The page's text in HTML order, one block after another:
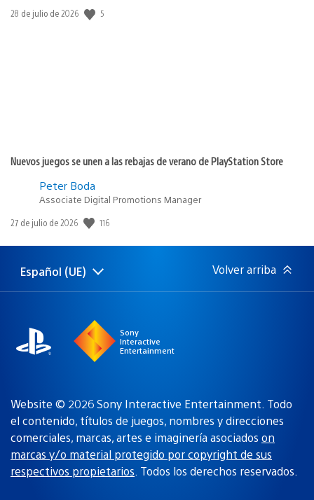
Fecha
28 de julio de 2026 5
Nuevos juegos se unen a las rebajas de verano de PlayStation Store
Peter Boda
Associate Digital Promotions Manager
Fecha
publicación:
27 de julio de 2026 116
Selecciona
una
Región
actual:
Español (UE) Volver arriba
Sony
Interactive
Entertainment
Website © 2026 Sony Interactive Entertainment. Todo
el contenido, títulos de juegos, nombres y direcciones
comerciales, marcas, artes e imaginería asociados on
marcas y/o material protegido por copyright de sus
respectivos propietarios. Todos los derechos reservados.